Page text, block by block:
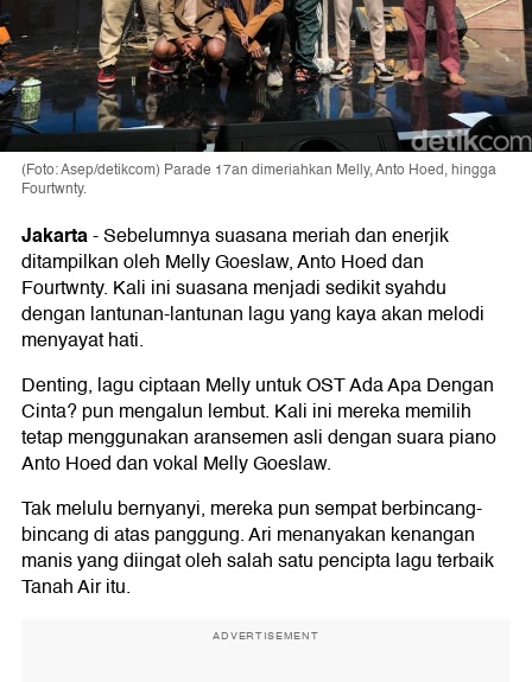
(Foto: Asep/detikcom) Parade 17an dimeriahkan Melly, Anto Hoed, hingga
Fourtwnty.
Jakarta-Sebelumnya suasana meriah dan enerjik
ditampilkan oleh Melly Goeslaw, Anto Hoed dan
Fourtwnty. Kali ini suasana menjadi sedikit syahdu
dengan lantunan-lantunan lagu yang kaya akan melodi
menyayat hati.
Denting, lagu ciptaan Melly untuk OST Ada Apa Dengan
Cinta? pun mengalun lembut. Kali ini mereka memilih
tetap menggunakan aransemen asli dengan suara piano
Anto Hoed dan vokal Melly Goeslaw.
Tak melulu bernyanyi, mereka pun sempat berbincang-
bincang di atas panggung. Ari menanyakan kenangan
manis yang diingat oleh salah satu pencipta lagu terbaik
Tanah Air itu.
ADVERTISEMENT